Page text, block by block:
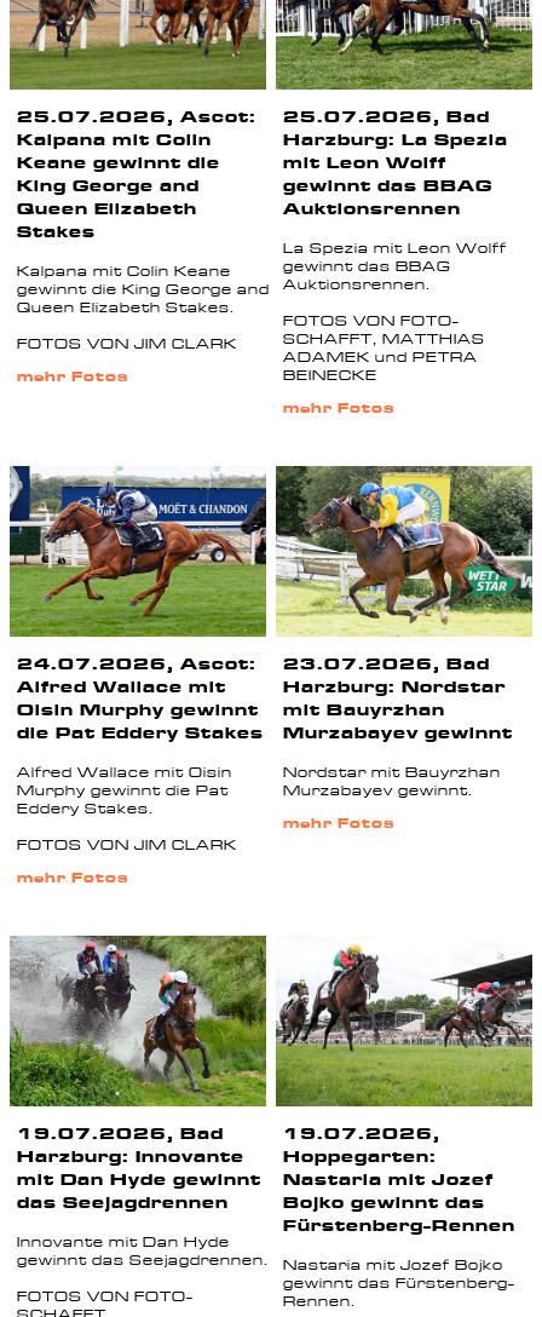
25.07.2026, Ascot:
Kalpana mit Colin
Keane gewinnt die
King George and
Queen Elizabeth
Stakes
Kalpana mit Colin Keane
gewinnt die King George and
Queen Elizabeth Stakes.
FOTOS VON JIM CLARK
mehr Fotos
25.07.2026, Bad
Harzburg: La Spezia
mit Leon Wolff
gewinnt das BBAG
Auktionsrennen
La Spezia mit Leon Wolff
gewinnt das BBAG
Auktionsrennen.
FOTOS VON FOTO-
SCHAFFT, MATTHIAS
ADAMEK und PETRA
BEINECKE
mehr Fotos
24.07.2026, Ascot:
Alfred Wallace mit
Oisin Murphy gewinnt
die Pat Eddery Stakes
Alfred Wallace mit Oisin
Murphy gewinnt die Pat
Eddery Stakes.
FOTOS VON JIM CLARK
mehr Fotos
23.07.2026, Bad
Harzburg: Nordstar
mit Bauyrzhan
Murzabayev gewinnt
Nordstar mit Bauyrzhan
Murzabayev gewinnt.
mehr Fotos
19.07.2026, Bad
Harzburg: Innovante
mit Dan Hyde gewinnt
das Seejagdrennen
Innovante mit Dan Hyde
gewinnt das Seejagdrennen.
FOTOS VON FOTO-
19.07.2026,
Hoppegarten:
Nastaria mit Jozef
Bojko gewinnt das
Fürstenberg-Rennen
Nastaria mit Jozef Bojko
gewinnt das Fürstenberg-
Rennen.